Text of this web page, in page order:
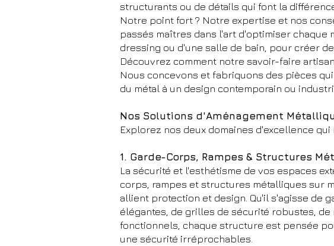
structurants ou de détails qui font la
Notre point fort ? Notre expertise et nos
passés maîtres dans l'art d'optimiser chaque
dressing ou d'une salle de bain, pour créer
Découvrez comment notre savoir-faire
Nous concevons et fabriquons des pièces
du métal à un design contemporain ou
Nos Solutions d'Aménagement
Explorez nos deux domaines d'excellence
1. Garde-Corps, Rampes & Structures
La sécurité et l'esthétisme de vos espaces
corps, rampes et structures métalliques sur
allient protection et design. Qu'il s'agisse de
élégantes, de grilles de sécurité robustes,
fonctionnels, chaque structure est pensée
une sécurité irréprochables.